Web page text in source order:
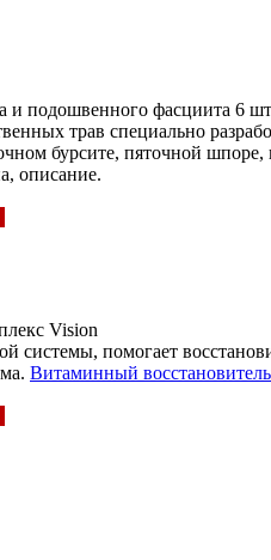
и подошвенного фасциита 6
трав специально
бурсите, пяточной
описание.
Vision
помогает
Витаминный